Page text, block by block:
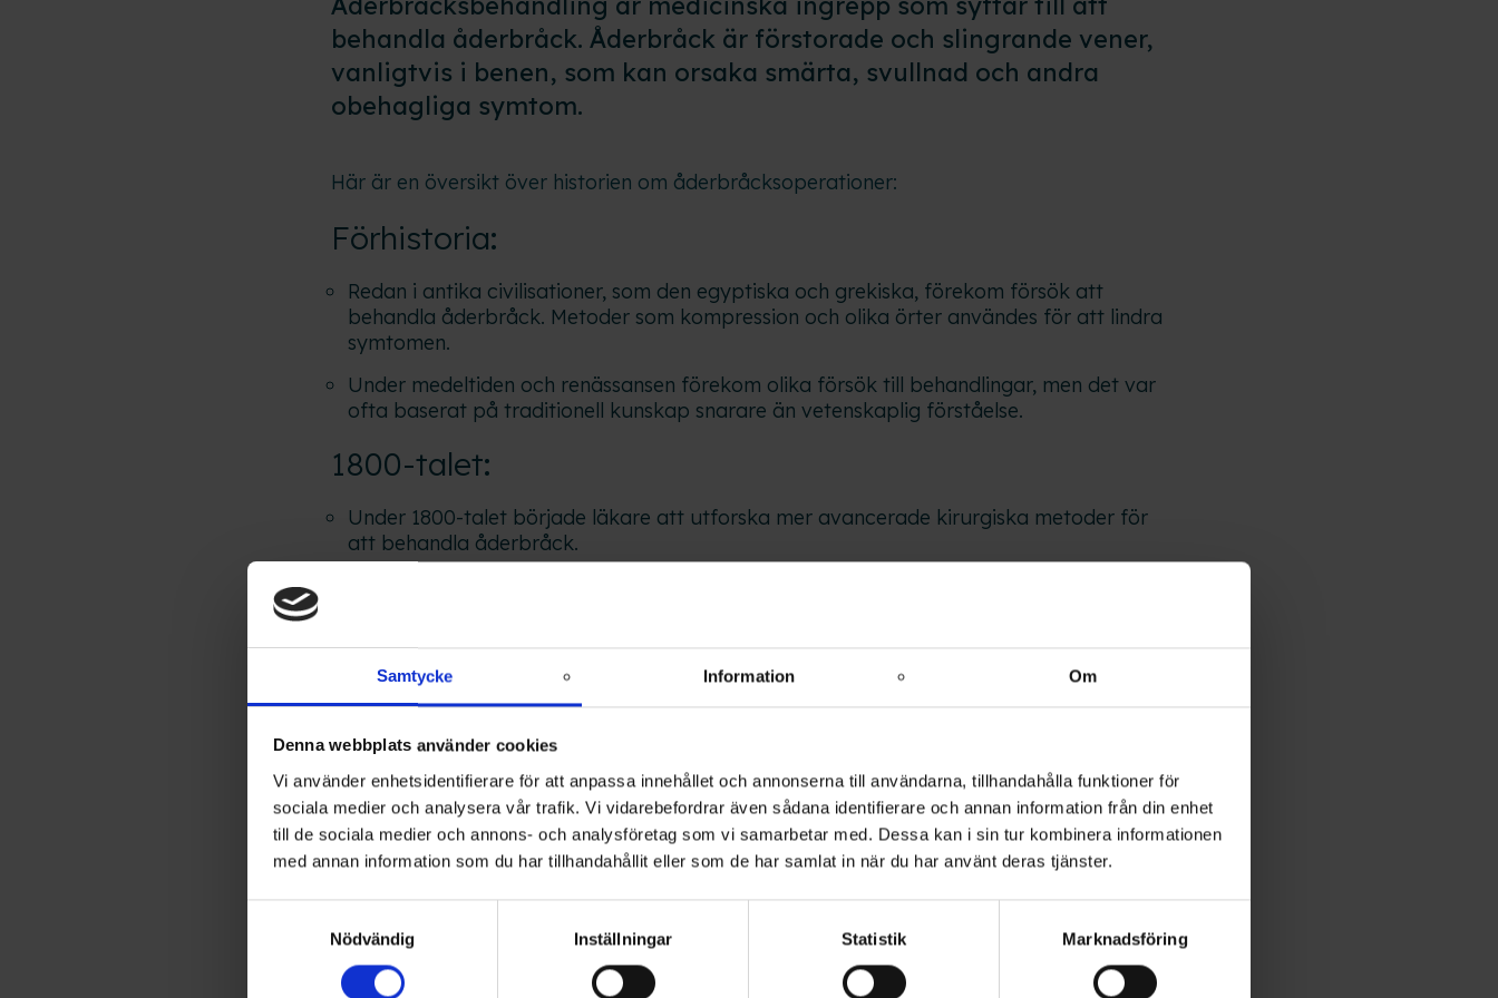
Samtycke Information Om
Denna webbplats använder cookies
Vi använder enhetsidentifierare för att anpassa innehållet och annonserna till användarna, tillhandahålla funktioner för
sociala medier och analysera vår trafik. Vi vidarebefordrar även sådana identifierare och annan information från din enhet
till de sociala medier och annons- och analysföretag som vi samarbetar med. Dessa kan i sin tur kombinera informationen
med annan information som du har tillhandahållit eller som de har samlat in när du har använt deras tjänster.
Nödvändig
Inställningar Statistik Marknadsföring
behandla åderbråck. Åderbråck är förstorade och slingrande vener,
vanligtvis i benen, som kan orsaka smärta, svullnad och andra
obehagliga symtom.
Här är en översikt över historien om åderbråcksoperationer:
Förhistoria:
Redan i antika civilisationer, som den egyptiska och grekiska, förekom försök att
behandla åderbråck. Metoder som kompression och olika örter användes för att lindra
symtomen.
Under medeltiden och renässansen förekom olika försök till behandlingar, men det var
ofta baserat på traditionell kunskap snarare än vetenskaplig förståelse.
1800-talet:
Under 1800-talet började läkare att utforska mer avancerade kirurgiska metoder för
att behandla åderbråck.
Senare under detta århundrade användes också olika typer av ligaturer och
invaginationstekniker för att behandla åderbråck.
1900-talet:
På 1900-talet utvecklades tekniker som saphenous vein stripping, där den drabbade
venen helt enkelt drogs ut eller avlägsnades från kroppen.
På 1980-talet introducerades minimalinvasiva tekniker som endovenös laserablation
och radiofrekvensablation, vilket möjliggjorde behandling av åderbråck utan stora
kirurgiska snitt.
Nutid: